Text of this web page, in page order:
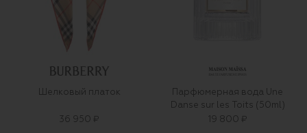
Шелковый платок
36 950 ₽
Парфюмерная вода Une
Danse sur les Toits (50ml)
19 800 ₽